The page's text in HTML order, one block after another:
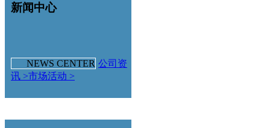
新闻中心
NEWS CENTER 公司资
讯 >市场活动 >